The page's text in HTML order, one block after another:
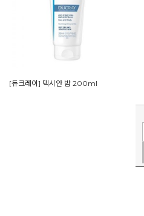
[듀크레이] 덱시안 밤 200ml